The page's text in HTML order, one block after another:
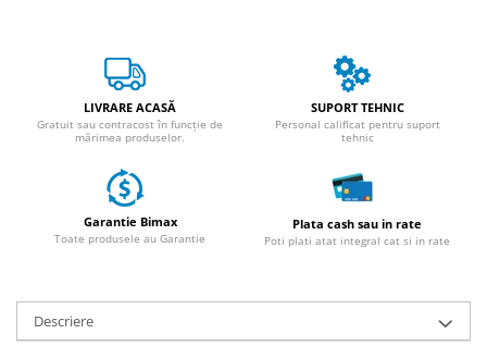
Masina Electrica 2 Locuri fara
Scutere Electrice
Cu 3 Roti fara Permis
Cu Pedale
Fara Permis
LIVRARE ACASĂ
Gratuit sau contracost în funcție de
mărimea produselor.
SUPORT TEHNIC
Personal calificat pentru suport
tehnic
Garantie Bimax
Toate produsele au Garantie
Plata cash sau in rate
Poti plati atat integral cat si in rate
Descriere